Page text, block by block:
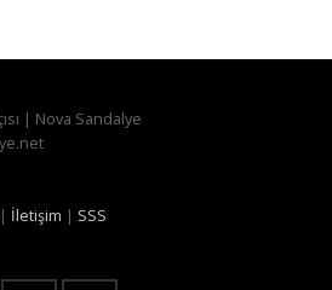
| Nova Sandalye
| İletişim | SSS